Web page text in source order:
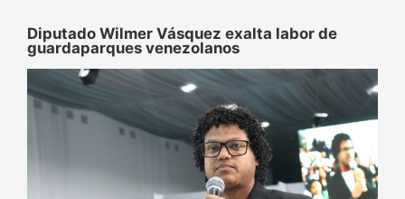
Diputado Wilmer Vásquez exalta labor de
guardaparques venezolanos